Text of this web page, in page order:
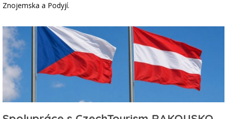
Znojemska a Podyjí.